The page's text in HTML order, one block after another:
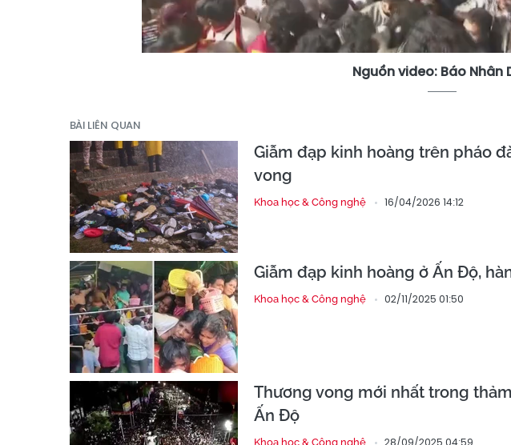
Nguồn video: Báo Nhân
BÀI LIÊN QUAN
Giẫm đạp kinh hoàng trên pháo
vong
Khoa học & Công nghệ 16/04/2026 14:12
Giẫm đạp kinh hoàng ở Ấn Độ,
Khoa học & Công nghệ 02/11/2025 01:50
Thương vong mới nhất trong
Ấn Độ
Khoa học & Công nghệ 28/09/2025 04:59